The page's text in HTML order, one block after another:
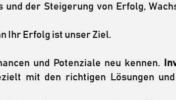
und der Steigerung von Erfolg,
Ihr Erfolg ist unser Ziel.
und Potenziale neu kennen.
mit den richtigen Lösungen